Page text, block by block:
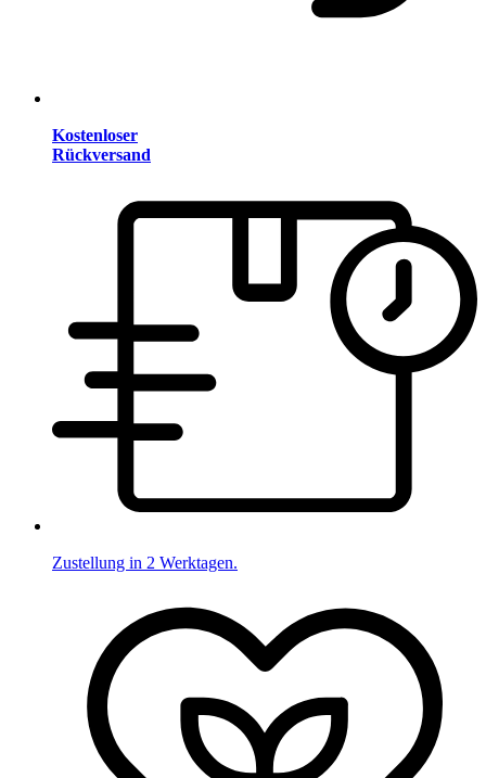
Kostenloser
Rückversand
Zustellung in 2 Werktagen.